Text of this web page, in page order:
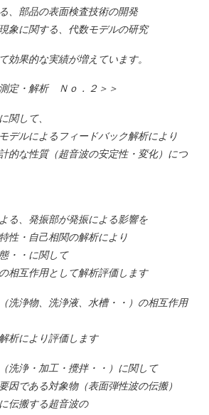
、部品の表面検査技術の開発
象に関する、代数モデルの研究
効果的な実績が増えています。
定・解析 Ｎｏ．２＞＞
関して、
デルによるフィードバック解析により
的な性質（超音波の安定性・変化）につ
る、発振部が発振による影響を
性・自己相関の解析により
・・に関して
相互作用として解析評価します
洗浄物、洗浄液、水槽・・）の相互作用
析により評価します
洗浄・加工・攪拌・・）に関して
因である対象物（表面弾性波の伝搬）
伝搬する超音波の